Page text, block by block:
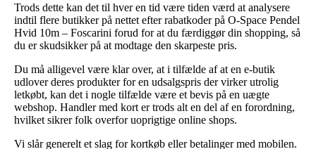
Trods dette kan det til hver en tid være tiden værd at analysere
indtil flere butikker på nettet efter rabatkoder på O-Space Pendel
Hvid 10m – Foscarini forud for at du færdiggør din shopping, så
du er skudsikker på at modtage den skarpeste pris.
Du må alligevel være klar over, at i tilfælde af at en e-butik
udlover deres produkter for en udsalgspris der virker utrolig
letkøbt, kan det i nogle tilfælde være et bevis på en uægte
webshop. Handler med kort er trods alt en del af en forordning,
hvilket sikrer folk overfor uoprigtige online shops.
Vi slår generelt et slag for kortkøb eller betalinger med mobilen.